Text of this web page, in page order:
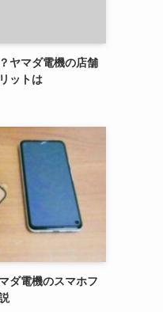
ヤマダ電機の店舗
ットは
ダ電機のスマホフ